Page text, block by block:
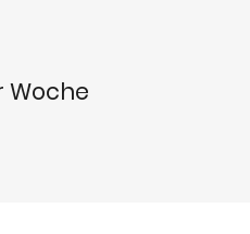
Woche